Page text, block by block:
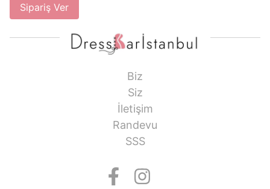
Sipariş Ver
Biz
Siz
İletişim
Randevu
SSS